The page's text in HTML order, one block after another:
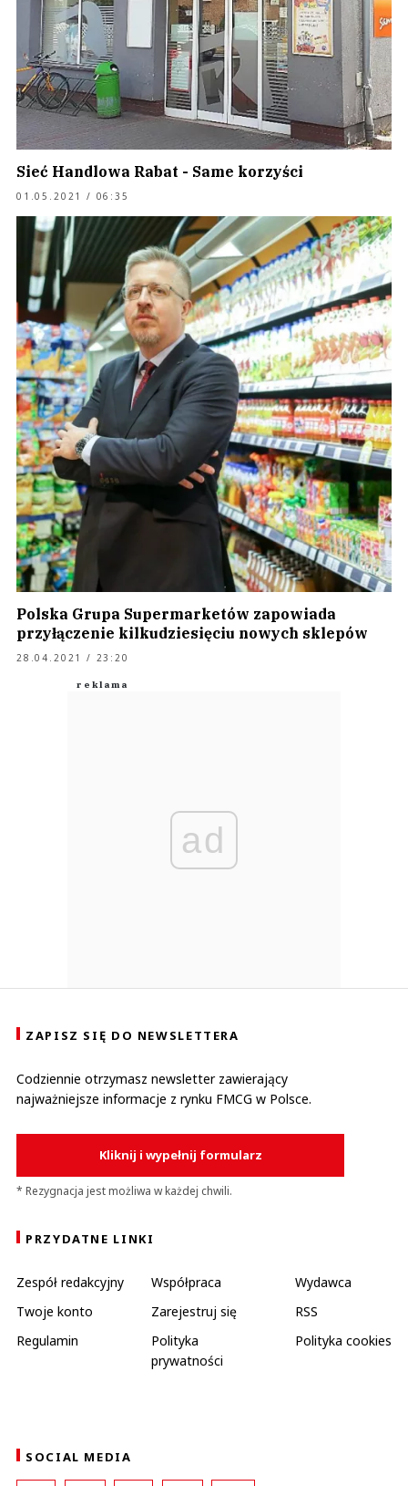
Sieć Handlowa Rabat - Same korzyści
01.05.2021 / 06:35
Polska Grupa Supermarketów zapowiada
przyłączenie kilkudziesięciu nowych sklepów
28.04.2021 / 23:20
ad
ZAPISZ SIĘ DO NEWSLETTERA
Codziennie otrzymasz newsletter zawierający
najważniejsze informacje z rynku FMCG w Polsce.
Kliknij i wypełnij formularz
* Rezygnacja jest możliwa w każdej chwili.
PRZYDATNE LINKI
Zespół redakcyjny Współpraca
Wydawca
Twoje konto
Zarejestruj się
RSS
Regulamin
Polityka
prywatności
Polityka cookies
SOCIAL MEDIA